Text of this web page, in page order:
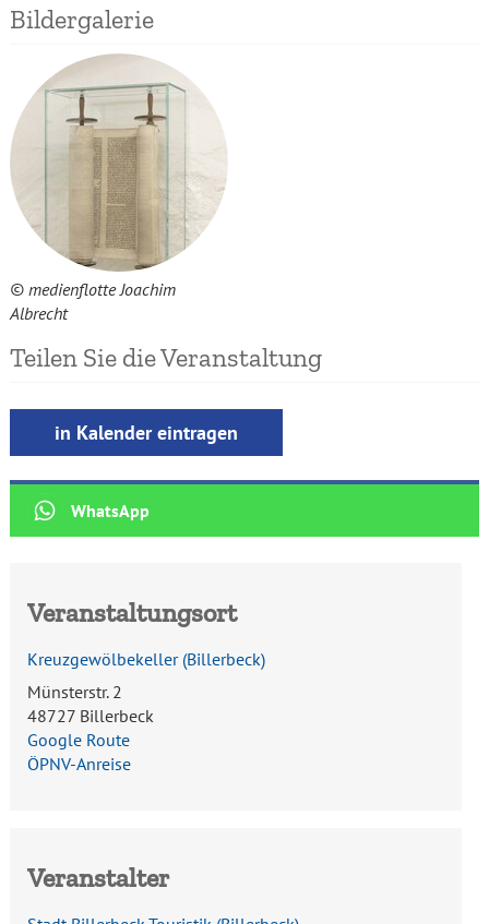
Bildergalerie
© medienflotte Joachim
Albrecht
Teilen Sie die Veranstaltung
Veranstaltungsort
Kreuzgewölbekeller (Billerbeck)
Münsterstr. 2
48727 Billerbeck
Google Route
ÖPNV-Anreise
Veranstalter